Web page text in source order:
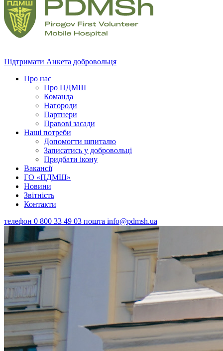
Підтримати Анкета добровольця
Про нас
Про ПДМШ
Команда
Нагороди
Партнери
Правові засади
Наші потреби
Допомогти шпиталю
Записатись у добровольці
Придбати ікону
Вакансії
ГО «ПДМШ»
Новини
Звітність
Контакти
телефон 0 800 33 49 03 пошта info@pdmsh.ua